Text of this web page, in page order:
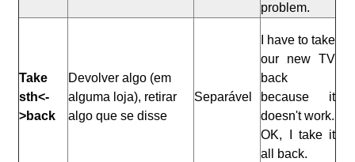
problem.
Take
sth<-
>back
Devolver algo (em
alguma loja), retirar
algo que se disse
Separável
I have to take
our new TV
back
because it
doesn't work.
OK, I take it
all back.